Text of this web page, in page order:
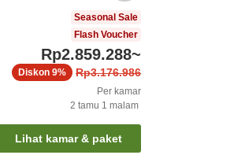
Seasonal Sale
Flash Voucher
Rp2.859.288~
Rp3.176.986
Diskon 9%
Per kamar
2 tamu 1 malam
Lihat kamar & paket